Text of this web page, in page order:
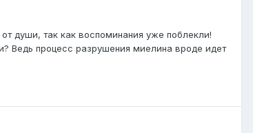
души, так как воспоминания уже поблекли!
Ведь процесс разрушения миелина вроде идет